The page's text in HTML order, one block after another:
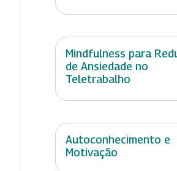
Mindfulness para
de Ansiedade no
Teletrabalho
Autoconhecimento e
Motivação